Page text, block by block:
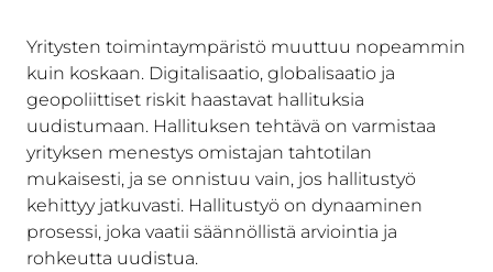
Yritysten toimintaympäristö muuttuu nopeammin
kuin koskaan. Digitalisaatio, globalisaatio ja
geopoliittiset riskit haastavat hallituksia
uudistumaan. Hallituksen tehtävä on varmistaa
yrityksen menestys omistajan tahtotilan
mukaisesti, ja se onnistuu vain, jos hallitustyö
kehittyy jatkuvasti. Hallitustyö on dynaaminen
prosessi, joka vaatii säännöllistä arviointia ja
rohkeutta uudistua.